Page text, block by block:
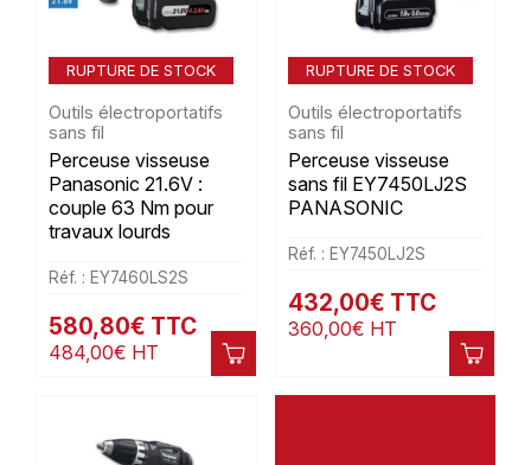
RUPTURE DE STOCK
Outils électroportatifs
sans fil
Perceuse visseuse
Panasonic 21.6V :
couple 63 Nm pour
travaux lourds
Réf. : EY7460LS2S
580,80€ TTC
484,00€ HT
RUPTURE DE STOCK
Outils électroportatifs
sans fil
Perceuse visseuse
sans fil EY7450LJ2S
PANASONIC
Réf. : EY7450LJ2S
432,00€ TTC
360,00€ HT